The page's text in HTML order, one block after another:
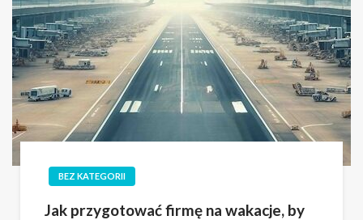
BEZ KATEGORII
Jak przygotować firmę na wakacje, by